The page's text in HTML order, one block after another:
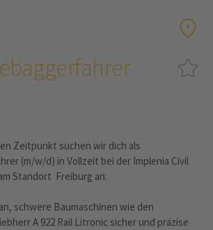
Zeitpunkt suchen wir dich als
(m/w/d) in Vollzeit bei der Implenia Civil
Standort Freiburg an.
schwere Baumaschinen wie den
A 922 Rail Litronic sicher und präzise